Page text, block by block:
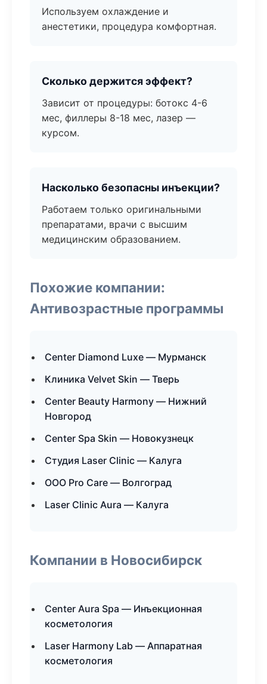
Используем охлаждение и
анестетики, процедура комфортная.
Сколько держится эффект?
Зависит от процедуры: ботокс 4-6
мес, филлеры 8-18 мес, лазер —
курсом.
Насколько безопасны инъекции?
Работаем только оригинальными
препаратами, врачи с высшим
медицинским образованием.
Похожие компании:
Антивозрастные программы
Center Diamond Luxe — Мурманск
Клиника Velvet Skin — Тверь
Center Beauty Harmony — Нижний
Новгород
Center Spa Skin — Новокузнецк
Студия Laser Clinic — Калуга
ООО Pro Care — Волгоград
Laser Clinic Aura — Калуга
Компании в Новосибирск
Center Aura Spa — Инъекционная
косметология
Laser Harmony Lab — Аппаратная
косметология